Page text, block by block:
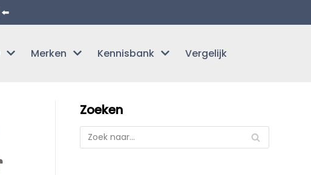
⬅️
Merken Kennisbank Vergelijk
Zoeken